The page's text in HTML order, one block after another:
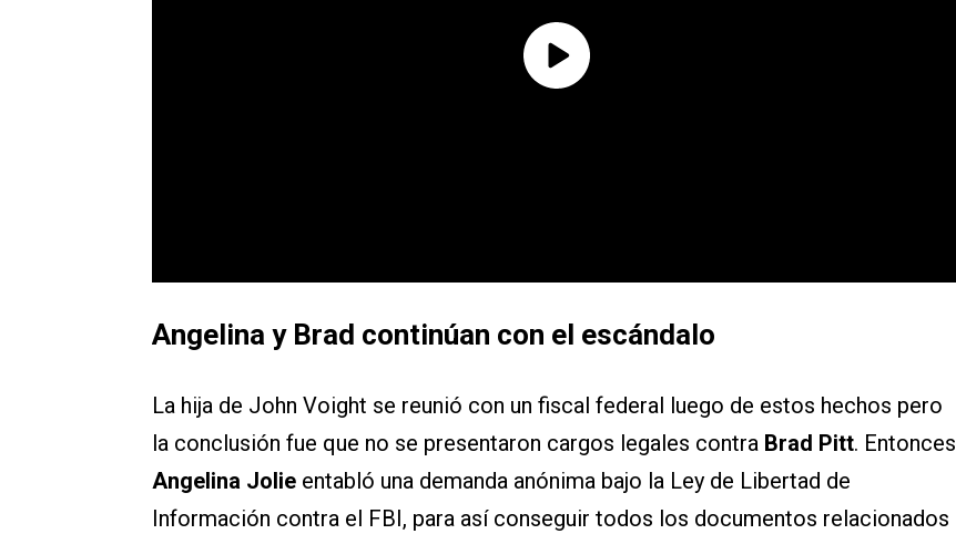
Angelina y Brad continúan con el escándalo
La hija de John Voight se reunió con un fiscal federal luego de estos hechos pero
la conclusión fue que no se presentaron cargos legales contra Brad Pitt. Entonces
Angelina Jolie entabló una demanda anónima bajo la Ley de Libertad de
Información contra el FBI, para así conseguir todos los documentos relacionados